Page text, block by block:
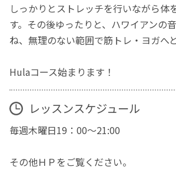
しっかりとストレッチを行いながら体
す。その後ゆったりと、ハワイアンの
ね、無理のない範囲で筋トレ・ヨガへ
Hulaコース始まります！
レッスンスケジュール
毎週木曜日19：00～21:00
その他ＨＰをご覧ください。